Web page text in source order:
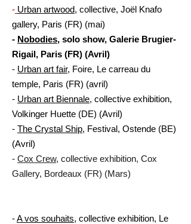
- Urban artwood, collective, Joël Knafo
gallery, Paris (FR) (mai)
- Nobodies, solo show, Galerie Brugier-
Rigail, Paris (FR) (Avril)
- Urban art fair, Foire, Le carreau du
temple, Paris (FR) (avril)
- Urban art Biennale, collective exhibition,
Volkinger Huette (DE) (Avril)
- The Crystal Ship, Festival, Ostende (BE)
(Avril)
- Cox Crew, collective exhibition, Cox
Gallery, Bordeaux (FR) (Mars)
-A vos souhaits, collective exhibition, Le